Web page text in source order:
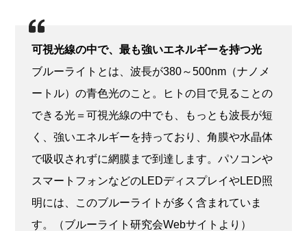
可視光線の中で、最も強いエネルギーを持つ光
ブルーライトとは、波長が380～500nm（ナノメ
ートル）の青色光のこと。ヒトの目で見ることの
できる光＝可視光線の中でも、もっとも波長が短
く、強いエネルギーを持っており、角膜や水晶体
で吸収されずに網膜まで到達します。パソコンや
スマートフォンなどのLEDディスプレイやLED照
明には、このブルーライトが多く含まれていま
す。（ブルーライト研究会Webサイトより）